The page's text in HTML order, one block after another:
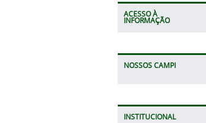
ACESSO À
INFORMAÇÃO
NOSSOS CAMPI
INSTITUCIONAL